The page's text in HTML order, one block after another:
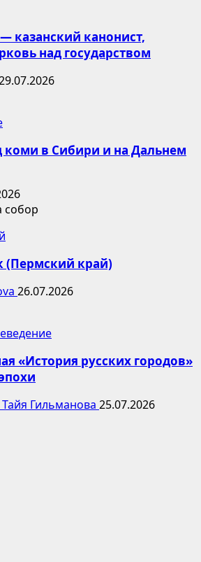
казанский канонист,
над государством
коми в Сибири и на Дальнем
(Пермский край)
26.07.2026
«История русских городов»
Тайя Гильманова 25.07.2026